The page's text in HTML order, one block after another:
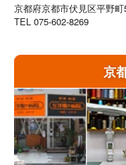
京
京都府京都市伏見区平野町
TEL 075-602-8269